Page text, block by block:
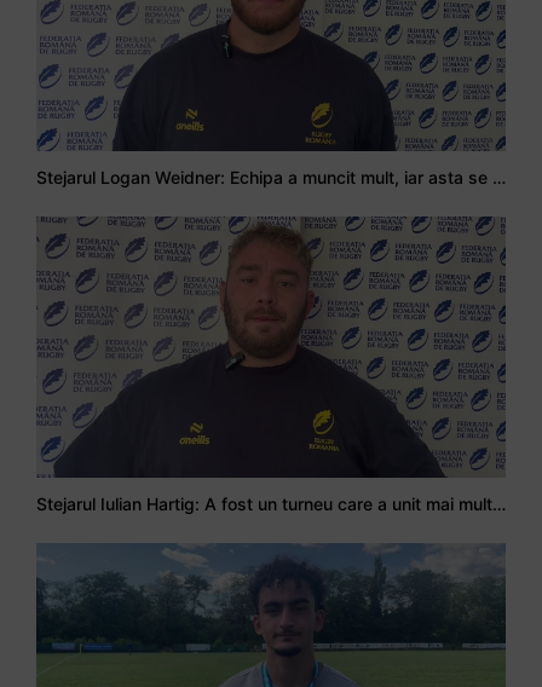
Stejarul Logan Weidner: Echipa a muncit mult, iar asta se va vedea în meciurile de la Nations Cup
Stejarul Iulian Hartig: A fost un turneu care a unit mai mult echipa